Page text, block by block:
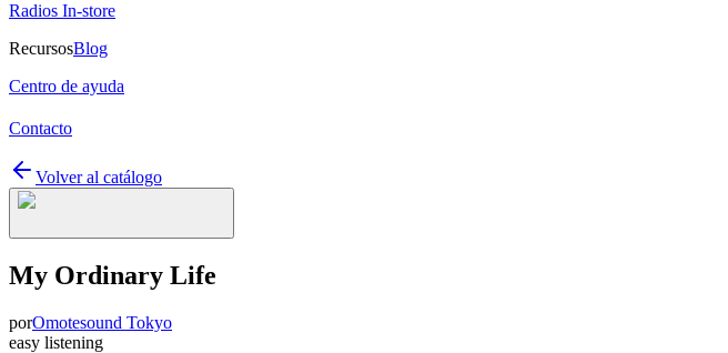
Radios In-store
RecursosBlog
Centro de ayuda
Contacto
Volver al catálogo
My Ordinary Life
porOmotesound Tokyo
easy listening